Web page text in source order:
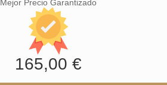
Mejor Precio Garantizado
165,00 €